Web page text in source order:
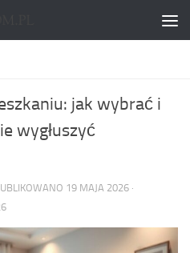
jak wybrać i
wygłuszyć
19 MAJA 2026 ·